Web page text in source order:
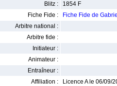
Blitz :
1854 F
Fiche Fide :
Fiche Fide de
Arbitre national :
Arbitre fide :
Initiateur :
Animateur :
Entraîneur :
Affiliation :
Licence A le 06/09/